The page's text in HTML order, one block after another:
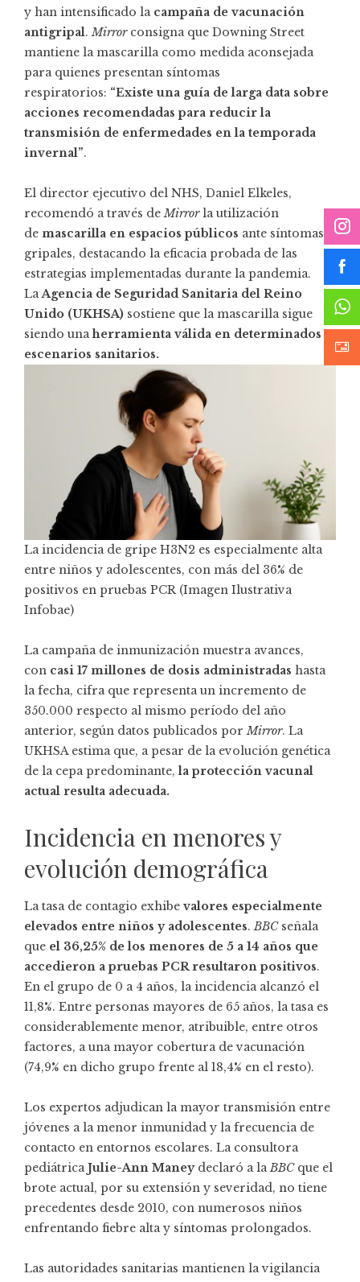
y han intensificado la campaña de vacunación
antigripal. Mirrorconsigna que Downing Street
mantiene la mascarilla como medida aconsejada
para quienes presentan síntomas
respiratorios: “Existe una guía de larga data sobre
acciones recomendadas para reducir la
transmisión de enfermedades en la temporada
invernal”.
El director ejecutivo del NHS, Daniel Elkeles,
recomendó a través de Mirrorla utilización
de mascarilla en espacios públicos ante síntomas
gripales, destacando la eficacia probada de las
estrategias implementadas durante la pandemia.
La Agencia de Seguridad Sanitaria del Reino
Unido (UKHSA) sostiene que la mascarilla sigue
siendo una herramienta válida en determinados
escenarios sanitarios.
La incidencia de gripe H3N2 es especialmente alta
entre niños y adolescentes, con más del 36% de
positivos en pruebas PCR (Imagen Ilustrativa
Infobae)
La campaña de inmunización muestra avances,
con casi 17 millones de dosis administradas hasta
la fecha, cifra que representa un incremento de
350.000 respecto al mismo período del año
anterior, según datos publicados porMirror. La
UKHSA estima que, a pesar de la evolución genética
de la cepa predominante, la protección vacunal
actual resulta adecuada.
Incidencia en menores y
evolución demográfica
La tasa de contagio exhibe valores especialmente
elevados entre niños y adolescentes.BBCseñala
que el 36,25% de los menores de 5 a 14 años que
accedieron a pruebas PCR resultaron positivos.
En el grupo de 0 a 4 años, la incidencia alcanzó el
11,8%. Entre personas mayores de 65 años, la tasa es
considerablemente menor, atribuible, entre otros
factores, a una mayor cobertura de vacunación
(74,9% en dicho grupo frente al 18,4% en el resto).
Los expertos adjudican la mayor transmisión entre
jóvenes a la menor inmunidad y la frecuencia de
contacto en entornos escolares. La consultora
pediátricaJulie-Ann Maneydeclaró a laBBCque el
brote actual, por su extensión y severidad, no tiene
precedentes desde 2010, con numerosos niños
enfrentando fiebre alta y síntomas prolongados.
Las autoridades sanitarias mantienen la vigilancia